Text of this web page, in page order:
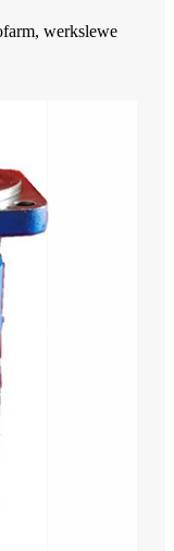
werkslewe